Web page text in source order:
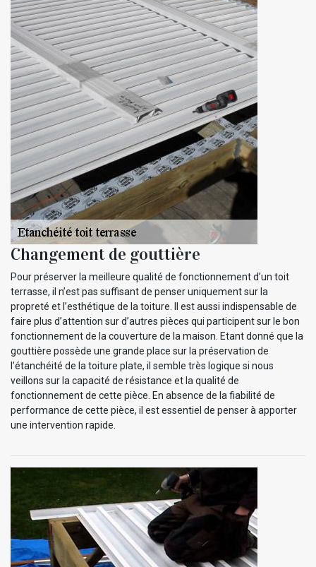
Changement de gouttière
Pour préserver la meilleure qualité de fonctionnement d’un toit
terrasse, il n’est pas suffisant de penser uniquement sur la
propreté et l’esthétique de la toiture. Il est aussi indispensable de
faire plus d’attention sur d’autres pièces qui participent sur le bon
fonctionnement de la couverture de la maison. Etant donné que la
gouttière possède une grande place sur la préservation de
l’étanchéité de la toiture plate, il semble très logique si nous
veillons sur la capacité de résistance et la qualité de
fonctionnement de cette pièce. En absence de la fiabilité de
performance de cette pièce, il est essentiel de penser à apporter
une intervention rapide.